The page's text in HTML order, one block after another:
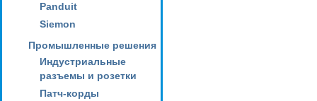
Panduit
Siemon
Промышленные решения
Индустриальные
разъемы и розетки
Патч-корды